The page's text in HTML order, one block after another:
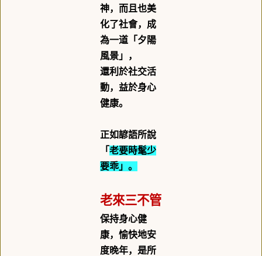
神，而且也美
化了社會，成
為一道「夕陽
風景」，
還利於社交活
動，益於身心
健康。
正如諺語所說
「老要時髦少
要乖」。
老來三不管
保持身心健
康，愉快地安
度晚年，是所